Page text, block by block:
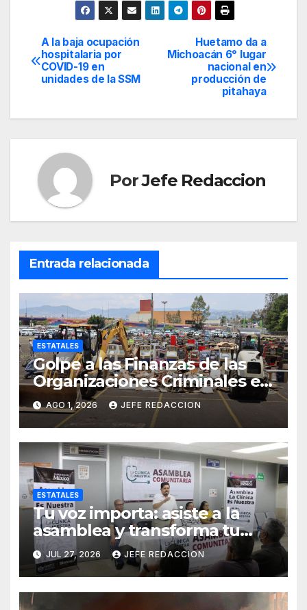
Navegación
de
Huetamo da a
Michoacán 6° lugar
nacional en
producción de
pitahaya
A la baja ocupación
hospitalaria por
COVID-19 en
unidades de la SSM
PorJefe Redaccion
Entrada relacionada
ESTATALES
Golpe a las Finanzas de las
Organizaciones Criminales en
Operativos
Interinstitucionales
AGO 1, 2026 JEFE REDACCION
ESTATALES
Tu voz importa: asiste a la
asamblea y transforma tu
clínica del IMSS-Bienestar
JUL 27, 2026 JEFE REDACCION